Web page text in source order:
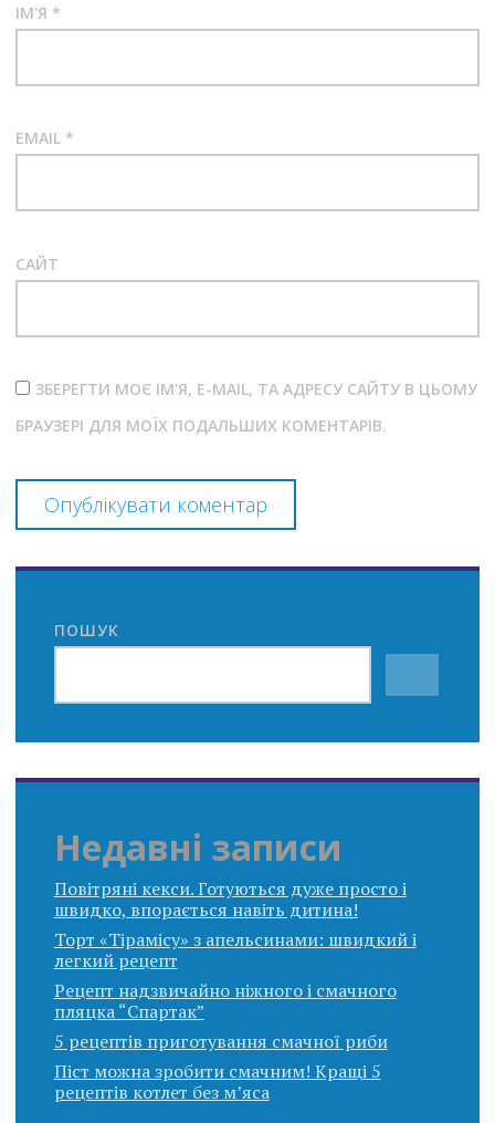
ІМ'Я *
EMAIL *
САЙТ
ЗБЕРЕГТИ МОЄ ІМ'Я, E-MAIL, ТА АДРЕСУ САЙТУ В ЦЬОМУ
БРАУЗЕРІ ДЛЯ МОЇХ ПОДАЛЬШИХ КОМЕНТАРІВ.
ПОШУК
Недавні записи
Повітряні кекси. Готуються дуже просто і
швидко, впорається навіть дитина!
Торт «Тірамісу» з апельсинами: швидкий і
легкий рецепт
Рецепт надзвичайно ніжного і смачного
пляцка “Спартак”
5 рецептів приготування смачної риби
Піст можна зробити смачним! Кращі 5
рецептів котлет без м’яса